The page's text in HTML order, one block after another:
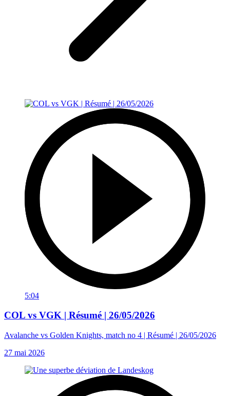
5:04
COL vs VGK | Résumé | 26/05/2026
Avalanche vs Golden Knights, match no 4 | Résumé | 26/05/2026
27 mai 2026